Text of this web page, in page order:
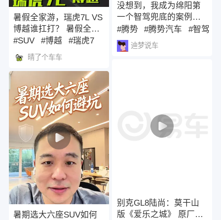
暑假全家游，瑞虎7L VS
博越谁扛打？ 暑假全家
出行，燃油SUV如何
选？瑞虎7L超大空间+7
气囊全球安全认证 vs 博
越实用配置！#瑞虎7L
#SUV #博越 #瑞虎7
晴了个车车
暑期选大六座SUV如何
没想到，我成为绵阳第
一个智驾兜底的案例，
享受了一次尊贵的腾势
汽车兜底服务。#迪迪都
兜 #精诚服务
#腾势 #腾势汽车 #智驾
迪梦说车
别克GL8陆尚：莫干山
版《爱乐之城》 原厂